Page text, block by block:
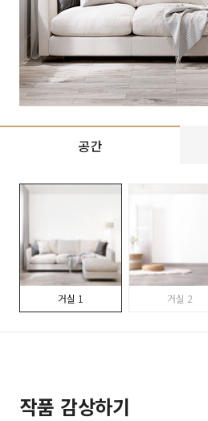
공간
거실 1 거실 2
작품 감상하기